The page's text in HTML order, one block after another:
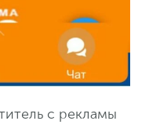
с рекламы